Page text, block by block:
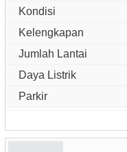
Kondisi
Kelengkapan
Jumlah Lantai
Daya Listrik
Parkir